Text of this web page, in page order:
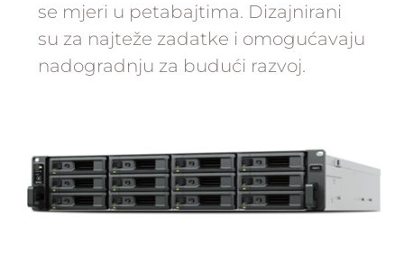
se mjeri u petabajtima. Dizajnirani
su za najteže zadatke i omogućavaju
nadogradnju za budući razvoj.